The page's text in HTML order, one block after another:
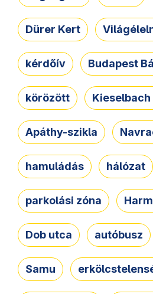
Dürer Kert
kérdőív Budapest
körözött Kieselbach
Apáthy-szikla
hamuládás hálózat
parkolási zóna
Dob utca autóbusz
Samu